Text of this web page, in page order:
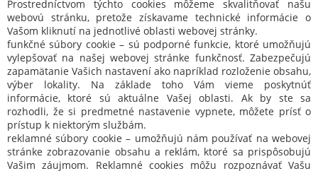
Prostredníctvom týchto cookies môžeme skvalitňovať našu
webovú stránku, pretože získavame technické informácie o
Vašom kliknutí na jednotlivé oblasti webovej stránky.
funkčné súbory cookie – sú podporné funkcie, ktoré umožňujú
vylepšovať na našej webovej stránke funkčnosť. Zabezpečujú
zapamätanie Vašich nastavení ako napríklad rozloženie obsahu,
výber lokality. Na základe toho Vám vieme poskytnúť
informácie, ktoré sú aktuálne Vašej oblasti. Ak by ste sa
rozhodli, že si predmetné nastavenie vypnete, môžete prísť o
prístup k niektorým službám.
reklamné súbory cookie – umožňujú nám používať na webovej
stránke zobrazovanie obsahu a reklám, ktoré sa prispôsobujú
Vašim záujmom. Reklamné cookies môžu rozpoznávať Vašu